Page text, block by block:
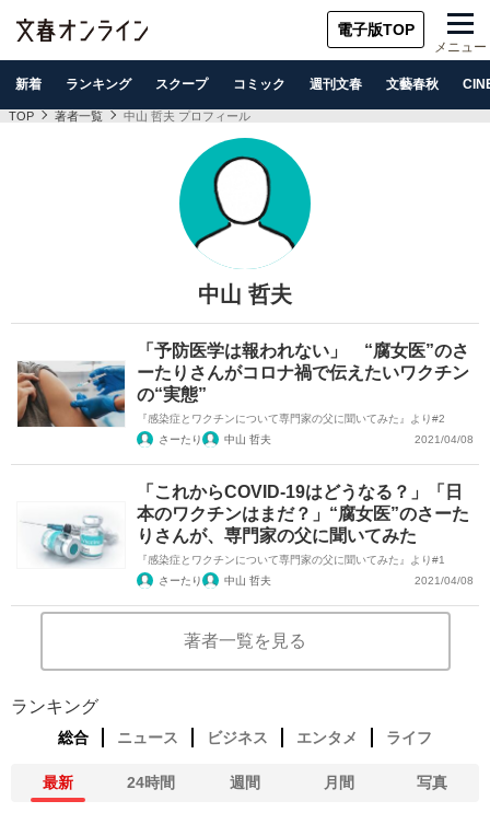
電子版TOP
メニュー
新着 ランキング スクープ コミック 週刊文春 文藝春秋
TOP 著者一覧 中山 哲夫 プロフィール
中山 哲夫
「予防医学は報われない」 “腐女医”のさ
ーたりさんがコロナ禍で伝えたいワクチン
の“実態”
『感染症とワクチンについて専門家の父に聞いてみた』より#2
さーたり
中山 哲夫 2021/04/08
「これからCOVID-19はどうなる？」「日
本のワクチンはまだ？」“腐女医”のさーた
りさんが、専門家の父に聞いてみた
『感染症とワクチンについて専門家の父に聞いてみた』より#1
さーたり
中山 哲夫 2021/04/08
著者一覧を見る
ランキング
総合 ニュース ビジネス エンタメ ライフ
最新 24時間 週間 月間 写真